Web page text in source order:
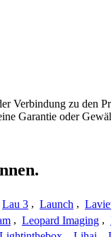
Verbindung zu den
Garantie oder
Lau 3 , Launch ,
, Leopard Imaging ,